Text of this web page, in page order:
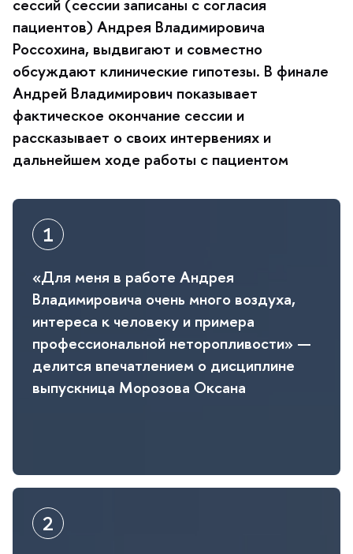
сессий (сессии записаны с согласия
пациентов) Андрея Владимировича
Россохина, выдвигают и совместно
обсуждают клинические гипотезы. В финале
Андрей Владимирович показывает
фактическое окончание сессии и
рассказывает о своих интервениях и
дальнейшем ходе работы с пациентом
«Для меня в работе Андрея
ладимировича очень много воздуха,
интереса к человеку и примера
профессиональной неторопливости» —
делится впечатлением о дисциплине
ыпускница Морозова Оксана